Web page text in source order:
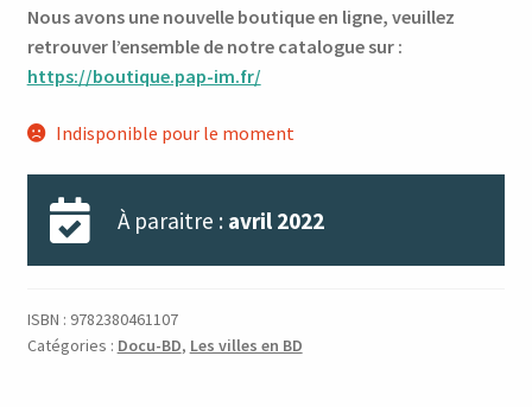
Nous avons une nouvelle boutique en ligne, veuillez
retrouver l’ensemble de notre catalogue sur :
https://boutique.pap-im.fr/
Indisponible pour le moment
À paraitre : avril 2022
ISBN : 9782380461107
Catégories : Docu-BD, Les villes en BD